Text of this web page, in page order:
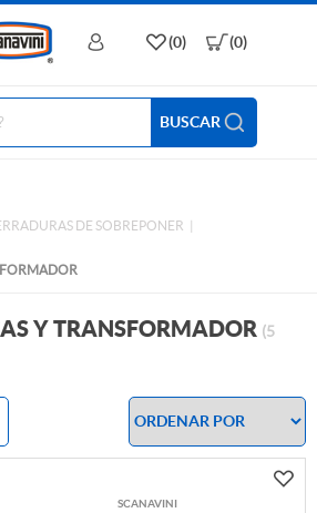
BUSCAR
(0) (0)
DE SOBREPONER
Y TRANSFORMADOR (5
SCANAVINI